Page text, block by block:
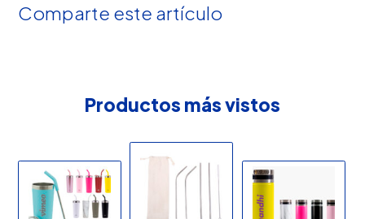
Comparte este artículo
Productos más vistos